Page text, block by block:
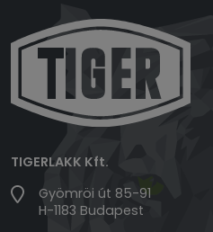
TIGERLAKK Kft.
Gyömröi út 85-91
H-1183 Budapest